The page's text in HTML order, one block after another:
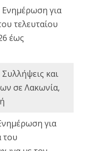
Ενημέρωση για
τελευταίου
έως
Συλλήψεις και
σε Λακωνία,
για
του